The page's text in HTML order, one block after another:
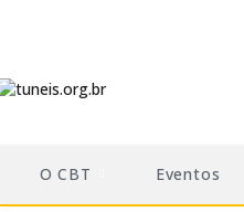
O CBT Eventos